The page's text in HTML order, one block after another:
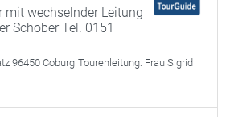
mit wechselnder Leitung
Schober Tel. 0151
96450 Coburg Tourenleitung: Frau Sigrid